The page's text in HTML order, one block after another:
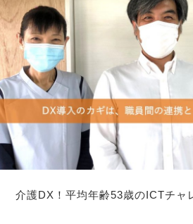
介護DX！平均年齢53歳のICTチャ